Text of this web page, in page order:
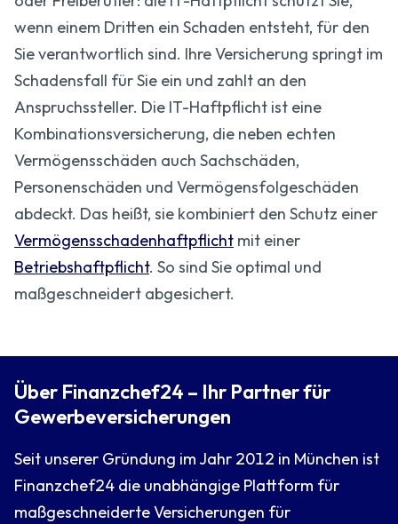
wenn einem Dritten ein Schaden entsteht, für den
Sie verantwortlich sind. Ihre Versicherung springt im
Schadensfall für Sie ein und zahlt an den
Anspruchssteller. Die IT-Haftpflicht ist eine
Kombinations­versicherung, die neben echten
Vermögensschäden auch Sachschäden,
Personenschäden und Vermögensfolgeschäden
abdeckt. Das heißt, sie kombiniert den Schutz einer
Vermögensschadenhaftpflicht mit einer
Betriebshaftpflicht. So sind Sie optimal und
maßgeschneidert abgesichert.
Über Finanzchef24 – Ihr Partner für
Gewerbeversicherungen
Seit unserer Gründung im Jahr 2012 in München ist
Finanzchef24 die unabhängige Plattform für
maßgeschneiderte Versicherungen für